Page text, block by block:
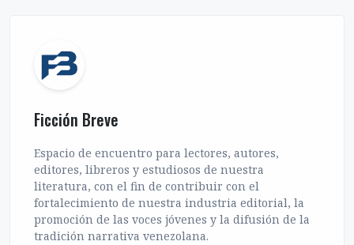
Ficción Breve
Espacio de encuentro para lectores, autores,
editores, libreros y estudiosos de nuestra
literatura, con el fin de contribuir con el
fortalecimiento de nuestra industria editorial, la
promoción de las voces jóvenes y la difusión de la
tradición narrativa venezolana.